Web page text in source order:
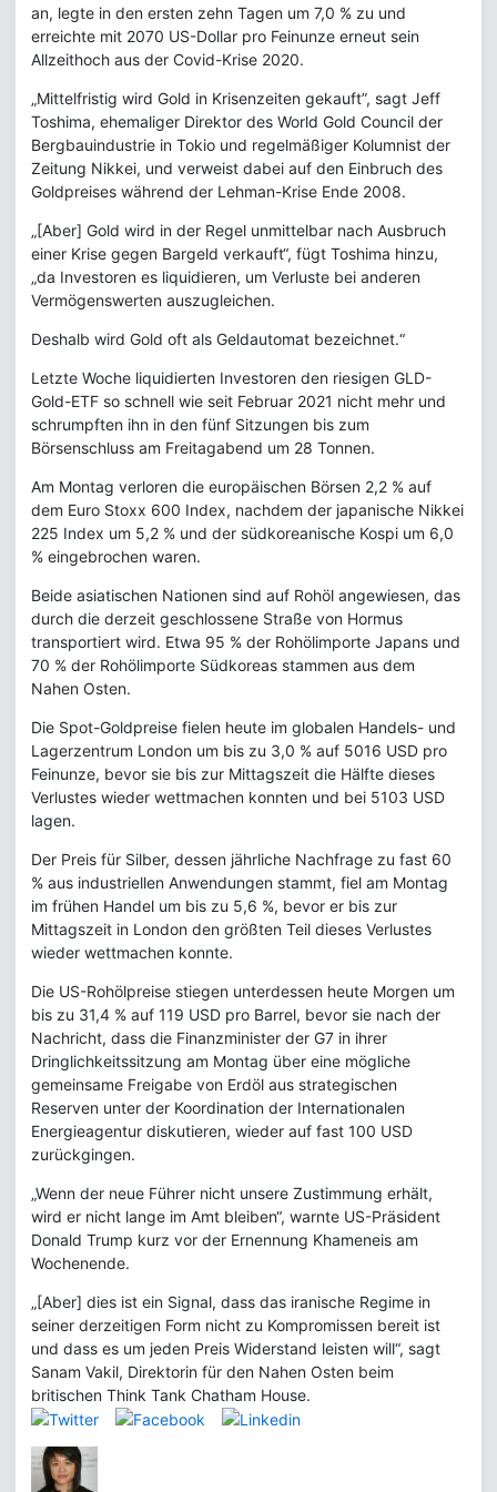
an, legte in den ersten zehn Tagen um 7,0 % zu und
erreichte mit 2070 US-Dollar pro Feinunze erneut sein
Allzeithoch aus der Covid-Krise 2020.
„Mittelfristig wird Gold in Krisenzeiten gekauft”, sagt Jeff
Toshima, ehemaliger Direktor des World Gold Council der
Bergbauindustrie in Tokio und regelmäßiger Kolumnist der
Zeitung Nikkei, und verweist dabei auf den Einbruch des
Goldpreises während der Lehman-Krise Ende 2008.
„[Aber] Gold wird in der Regel unmittelbar nach Ausbruch
einer Krise gegen Bargeld verkauft“, fügt Toshima hinzu,
„da Investoren es liquidieren, um Verluste bei anderen
Vermögenswerten auszugleichen.
Deshalb wird Gold oft als Geldautomat bezeichnet.“
Letzte Woche liquidierten Investoren den riesigen GLD-
Gold-ETF so schnell wie seit Februar 2021 nicht mehr und
schrumpften ihn in den fünf Sitzungen bis zum
Börsenschluss am Freitagabend um 28 Tonnen.
Am Montag verloren die europäischen Börsen 2,2 % auf
dem Euro Stoxx 600 Index, nachdem der japanische Nikkei
225 Index um 5,2 % und der südkoreanische Kospi um 6,0
% eingebrochen waren.
Beide asiatischen Nationen sind auf Rohöl angewiesen, das
durch die derzeit geschlossene Straße von Hormus
transportiert wird. Etwa 95 % der Rohölimporte Japans und
70 % der Rohölimporte Südkoreas stammen aus dem
Nahen Osten.
Die Spot-Goldpreise fielen heute im globalen Handels- und
Lagerzentrum London um bis zu 3,0 % auf 5016 USD pro
Feinunze, bevor sie bis zur Mittagszeit die Hälfte dieses
Verlustes wieder wettmachen konnten und bei 5103 USD
lagen.
Der Preis für Silber, dessen jährliche Nachfrage zu fast 60
% aus industriellen Anwendungen stammt, fiel am Montag
im frühen Handel um bis zu 5,6 %, bevor er bis zur
Mittagszeit in London den größten Teil dieses Verlustes
wieder wettmachen konnte.
Die US-Rohölpreise stiegen unterdessen heute Morgen um
bis zu 31,4 % auf 119 USD pro Barrel, bevor sie nach der
Nachricht, dass die Finanzminister der G7 in ihrer
Dringlichkeitssitzung am Montag über eine mögliche
gemeinsame Freigabe von Erdöl aus strategischen
Reserven unter der Koordination der Internationalen
Energieagentur diskutieren, wieder auf fast 100 USD
zurückgingen.
„Wenn der neue Führer nicht unsere Zustimmung erhält,
wird er nicht lange im Amt bleiben“, warnte US-Präsident
Donald Trump kurz vor der Ernennung Khameneis am
Wochenende.
„[Aber] dies ist ein Signal, dass das iranische Regime in
seiner derzeitigen Form nicht zu Kompromissen bereit ist
und dass es um jeden Preis Widerstand leisten will“, sagt
Sanam Vakil, Direktorin für den Nahen Osten beim
britischen Think Tank Chatham House.